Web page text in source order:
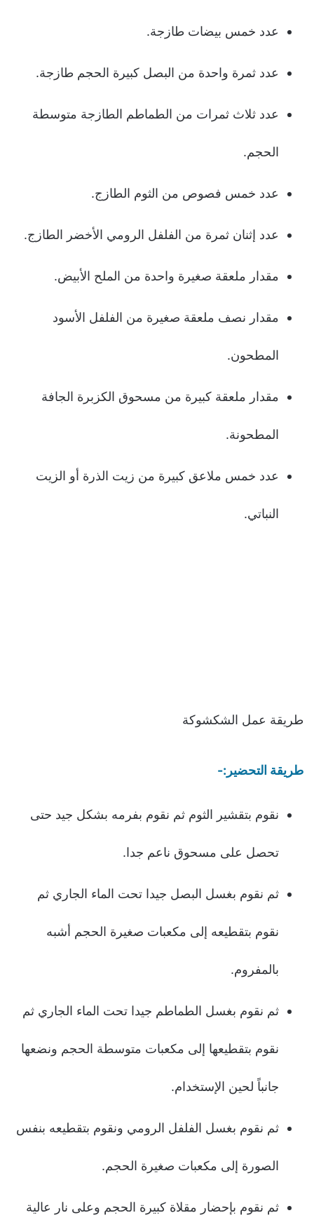
عدد خمس بيضات طازجة.
عدد ثمرة واحدة من البصل كبيرة الحجم طازجة.
عدد ثلاث ثمرات من الطماطم الطازجة متوسطة
الحجم.
عدد خمس فصوص من الثوم الطازج.
عدد إثنان ثمرة من الفلفل الرومي الأخضر الطازج.
مقدار ملعقة صغيرة واحدة من الملح الأبيض.
مقدار نصف ملعقة صغيرة من الفلفل الأسود
المطحون.
مقدار ملعقة كبيرة من مسحوق الكزبرة الجافة
المطحونة.
عدد خمس ملاعق كبيرة من زيت الذرة أو الزيت
النباتي.
طريقة عمل الشكشوكة
طريقة التحضير:-
نقوم بتقشير الثوم ثم نقوم بفرمه بشكل جيد حتى
تحصل على مسحوق ناعم جدا.
ثم نقوم بغسل البصل جيدا تحت الماء الجاري ثم
نقوم بتقطيعه إلى مكعبات صغيرة الحجم أشبه
بالمفروم.
ثم نقوم بغسل الطماطم جيدا تحت الماء الجاري ثم
نقوم بتقطيعها إلى مكعبات متوسطة الحجم ونضعها
جانباً لحين الإستخدام.
ثم نقوم بغسل الفلفل الرومي ونقوم بتقطيعه بنفس
الصورة إلى مكعبات صغيرة الحجم.
ثم نقوم بإحضار مقلاة كبيرة الحجم وعلى نار عالية